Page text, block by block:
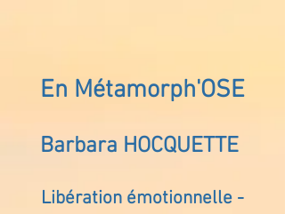
En Métamorph'OSE
Barbara HOCQUETTE
Libération émotionnelle -